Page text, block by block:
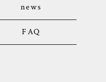
news
FAQ